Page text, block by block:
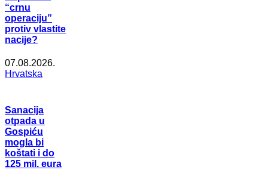
“crnu
operaciju”
protiv vlastite
nacije?
07.08.2026.
Hrvatska
Sanacija
otpada u
Gospiću
mogla bi
koštati i do
125 mil. eura